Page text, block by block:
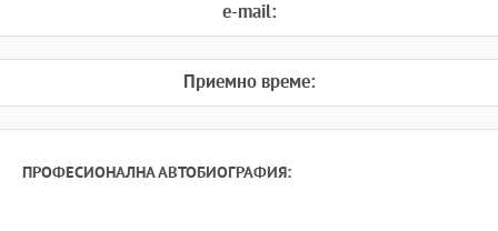
e-mail:
Приемно време:
ПРОФЕСИОНАЛНА АВТОБИОГРАФИЯ: